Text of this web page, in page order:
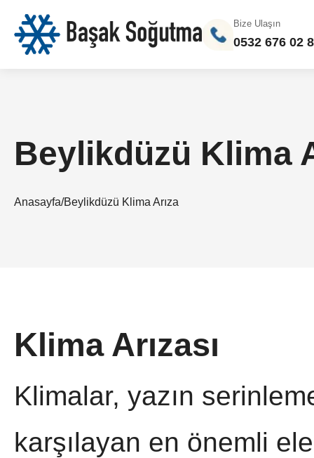
Bize Ulaşın
0532 676 02
Beylikdüzü Klima
Anasayfa/Beylikdüzü Klima Arıza
Klima Arızası
Klimalar, yazın
karşılayan en önemli